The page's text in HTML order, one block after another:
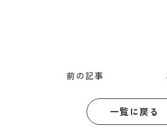
前の記事
一覧に戻る